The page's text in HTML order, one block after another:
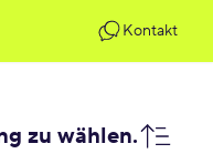
Kontakt
zu wählen.